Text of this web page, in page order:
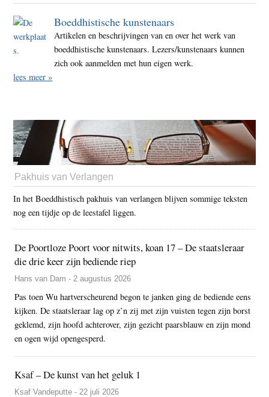
Boeddhistische kunstenaars
Artikelen en beschrijvingen van en over het werk van
boeddhistische kunstenaars. Lezers/kunstenaars kunnen
zich ook aanmelden met hun eigen werk.
lees meer »
Pakhuis van Verlangen
In het Boeddhistisch pakhuis van verlangen blijven sommige teksten
nog een tijdje op de leestafel liggen.
De Poortloze Poort voor nitwits, koan 17 – De staatsleraar
die drie keer zijn bediende riep
Hans van Dam - 2 augustus 2026
Pas toen Wu hartverscheurend begon te janken ging de bediende eens
kijken. De staatsleraar lag op z’n zij met zijn vuisten tegen zijn borst
geklemd, zijn hoofd achterover, zijn gezicht paarsblauw en zijn mond
en ogen wijd opengesperd.
Ksaf – De kunst van het geluk 1
Ksaf Vandeputte - 22 juli 2026